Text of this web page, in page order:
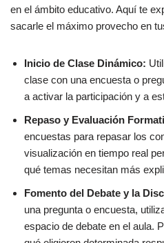
en el ámbito educativo. Aquí te
sacarle el máximo provecho en
Inicio de Clase Dinámico:
clase con una encuesta o
a activar la participación y a
Repaso y Evaluación
encuestas para repasar los
visualización en tiempo real
qué temas necesitan más
Fomento del Debate y la
una pregunta o encuesta,
espacio de debate en el aula.